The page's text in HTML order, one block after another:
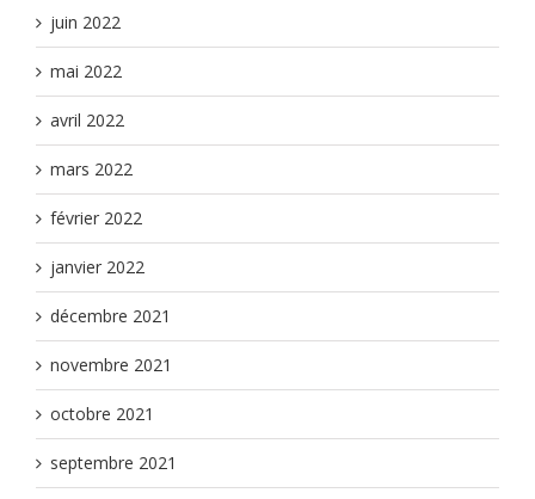
juin 2022
mai 2022
avril 2022
mars 2022
février 2022
janvier 2022
décembre 2021
novembre 2021
octobre 2021
septembre 2021